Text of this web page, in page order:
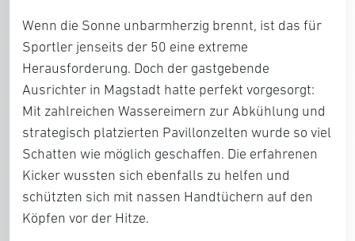
Wenn die Sonne unbarmherzig brennt, ist das für
Sportler jenseits der 50 eine extreme
Herausforderung. Doch der gastgebende
Ausrichter in Magstadt hatte perfekt vorgesorgt:
Mit zahlreichen Wassereimern zur Abkühlung und
strategisch platzierten Pavillonzelten wurde so viel
Schatten wie möglich geschaffen. Die erfahrenen
Kicker wussten sich ebenfalls zu helfen und
schützten sich mit nassen Handtüchern auf den
Köpfen vor der Hitze.